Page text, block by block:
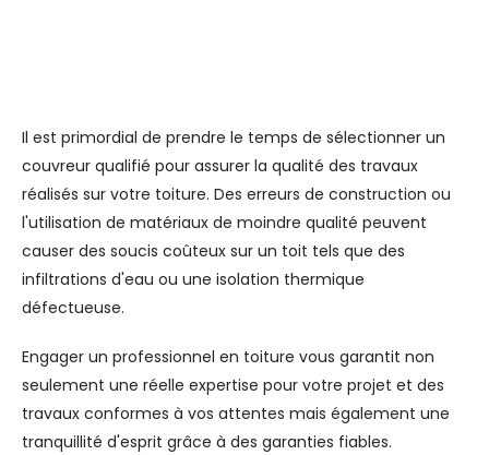
Il est primordial de prendre le temps de sélectionner un
couvreur qualifié pour assurer la qualité des travaux
réalisés sur votre toiture. Des erreurs de construction ou
l'utilisation de matériaux de moindre qualité peuvent
causer des soucis coûteux sur un toit tels que des
infiltrations d'eau ou une isolation thermique
défectueuse.
Engager un professionnel en toiture vous garantit non
seulement une réelle expertise pour votre projet et des
travaux conformes à vos attentes mais également une
tranquillité d'esprit grâce à des garanties fiables.